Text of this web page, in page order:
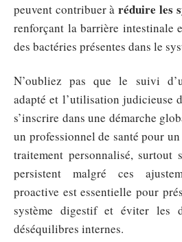
peuvent contribuer àréduire les
renforçant la barrière intestinale
des bactéries présentes dans le
N’oubliez pas que le suivi
adapté et l’utilisation judicieuse
s’inscrire dans une démarche
un professionnel de santé pour
traitement personnalisé, surtout
persistent malgré ces
proactive est essentielle pour
système digestif et éviter les
déséquilibres internes.